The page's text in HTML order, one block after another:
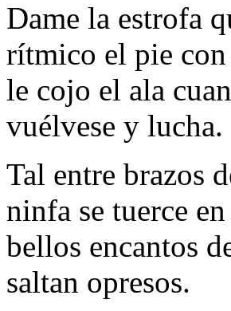
Dame la estrofa
rítmico el pie
le cojo el ala
vuélvese y lucha.
Tal entre brazos
ninfa se tuerce
bellos encantos
saltan opresos.